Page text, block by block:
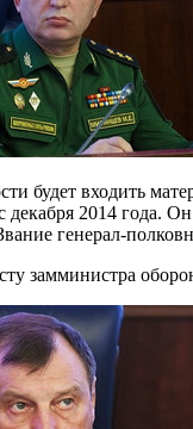
будет входить
декабря 2014 года.
генерал-
замминистра